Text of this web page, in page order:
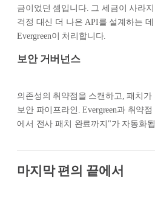
금이었던 셈입니다. 그 세금이 사라
걱정 대신 더 나은 API를 설계하는
Evergreen이 처리합니다.
보안 거버넌스
의존성의 취약점을 스캔하고, 패치
보안 파이프라인. Evergreen과 취약
에서 전사 패치 완료까지"가 자동화
마지막 편의 끝에서